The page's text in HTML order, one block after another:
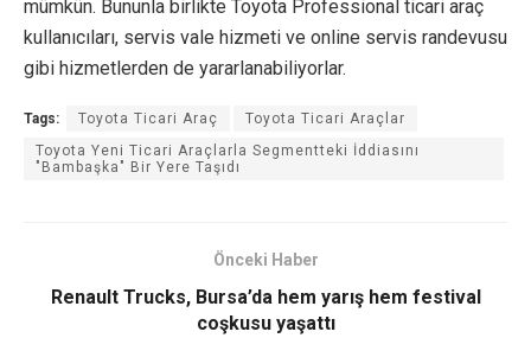
mümkün. Bununla birlikte Toyota Professional ticari araç
kullanıcıları, servis vale hizmeti ve online servis randevusu
gibi hizmetlerden de yararlanabiliyorlar.
Tags: Toyota Ticari Araç
Toyota Ticari Araçlar
Toyota Yeni Ticari Araçlarla Segmentteki İddiasını
"Bambaşka" Bir Yere Taşıdı
Önceki Haber
Renault Trucks, Bursa’da hem yarış hem festival
coşkusu yaşattı